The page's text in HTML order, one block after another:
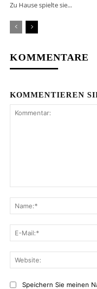
Zu Hause spielte sie...
KOMMENTARE
KOMMENTIEREN
Speichern Sie meinen